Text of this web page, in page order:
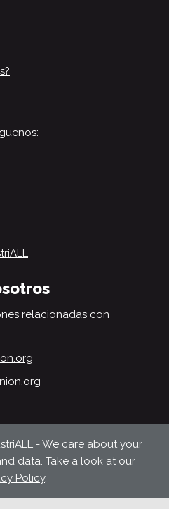
relacionadas con
- We care about your
data. Take a look at our
Policy.